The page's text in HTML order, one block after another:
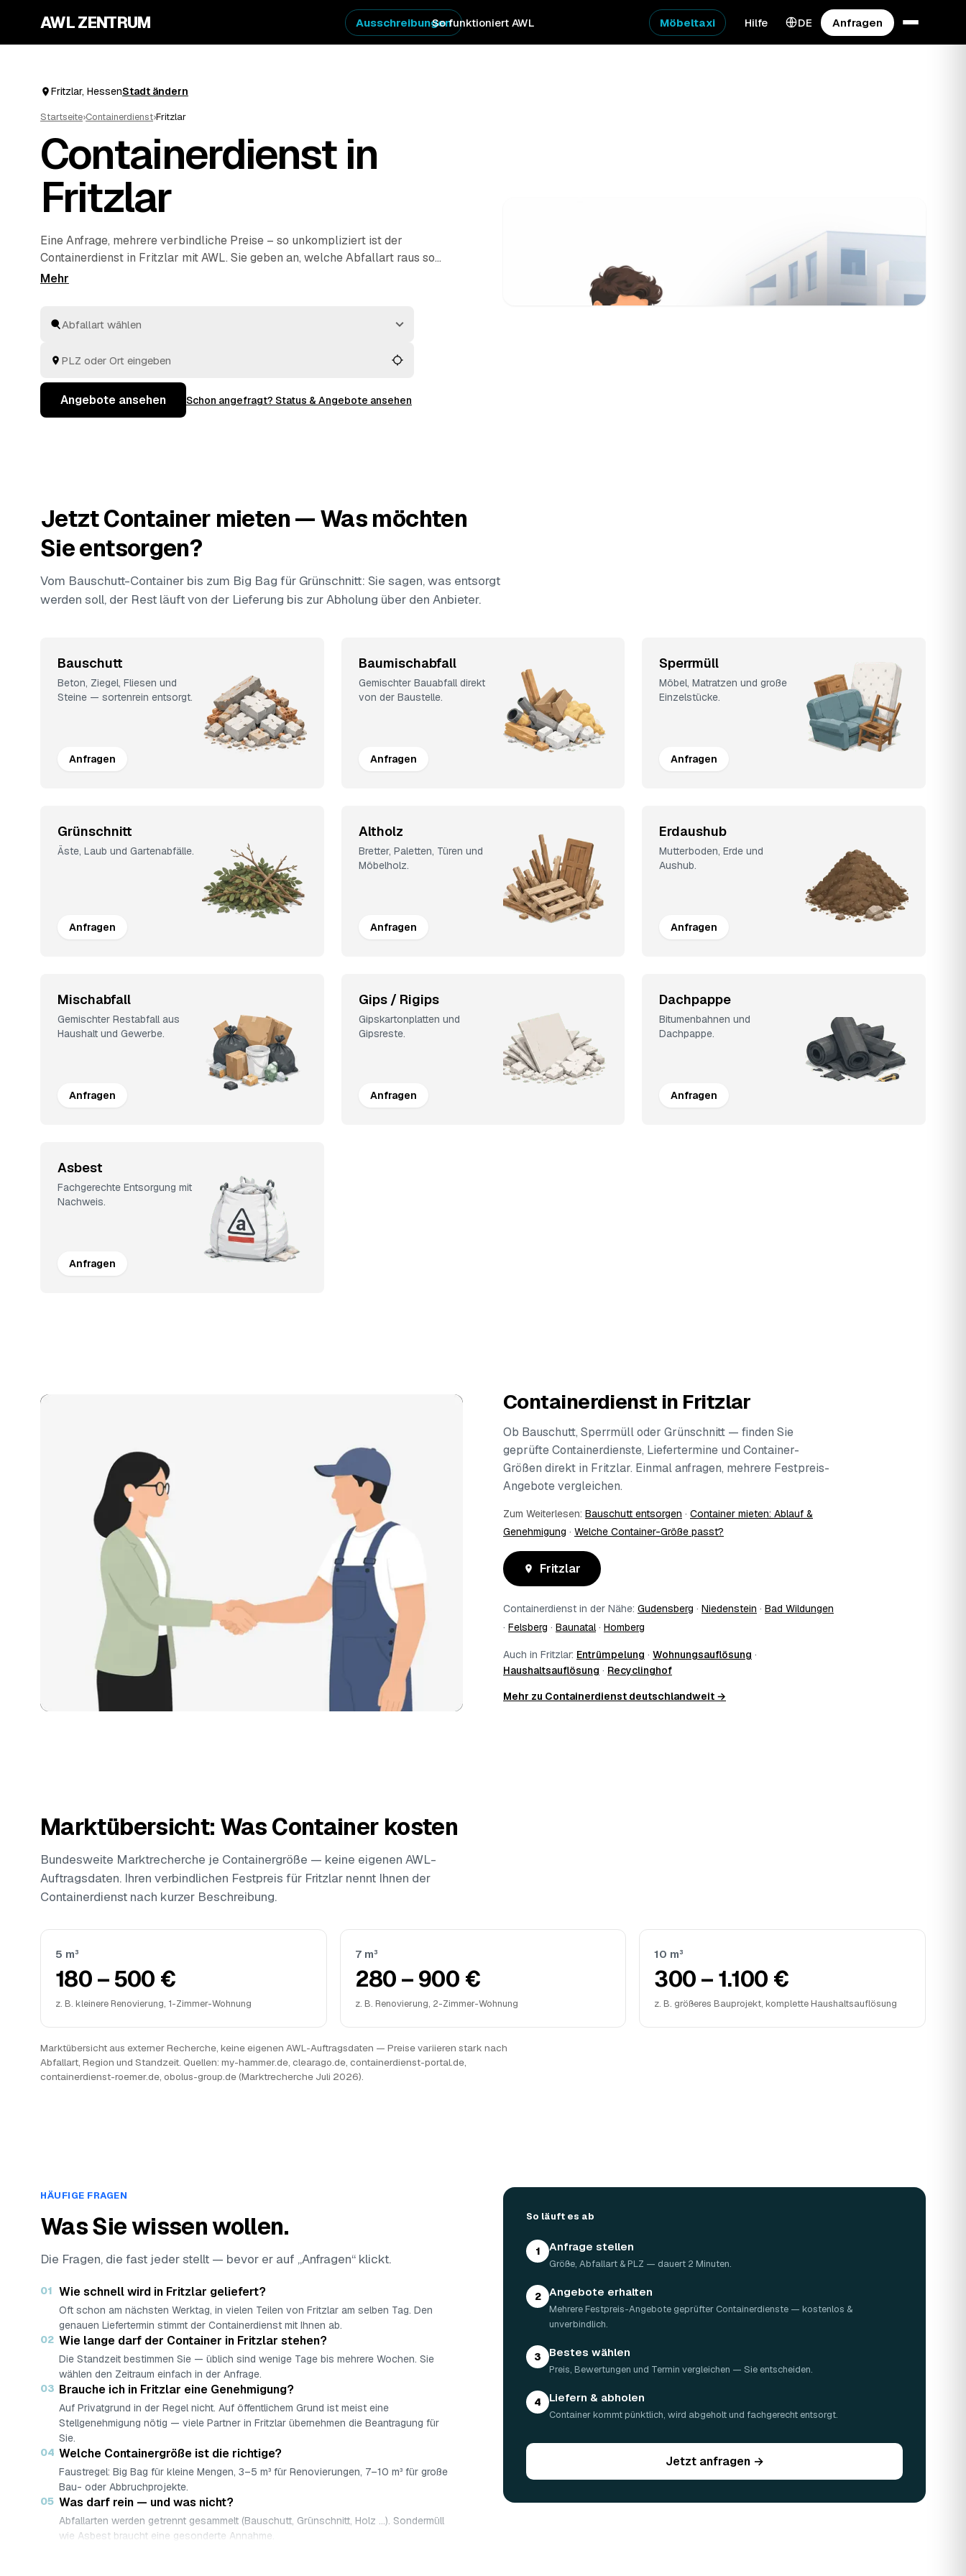
AWL ZENTRUM So funktioniert AWL
Ausschreibungen Möbeltaxi Hilfe DE Anfragen
Fritzlar, HessenStadt ändern
Startseite›Containerdienst›Fritzlar
Containerdienst in
Fritzlar
Eine Anfrage, mehrere verbindliche Preise – so unkompliziert ist der
Containerdienst in Fritzlar mit AWL. Sie geben an, welche Abfallart raus soll
und wie viel ungefähr anfällt, und geprüfte Anbieter aus der Region melden
Angebote aus Fritzlar und
und behalten
Angebote ansehen Schon angefragt? Status & Angebote ansehen
Jetzt Container mieten — Was möchten
Sie entsorgen?
Vom Bauschutt-Container bis zum Big Bag für Grünschnitt: Sie sagen, was entsorgt
werden soll, der Rest läuft von der Lieferung bis zur Abholung über den Anbieter.
Bauschutt
Beton, Ziegel, Fliesen und
Steine — sortenrein entsorgt.
Anfragen
Baumischabfall
Gemischter Bauabfall direkt
von der Baustelle.
Anfragen
Sperrmüll
Möbel, Matratzen und große
Einzelstücke.
Anfragen
Grünschnitt
Äste, Laub und Gartenabfälle.
Anfragen
Altholz
Bretter, Paletten, Türen und
Möbelholz.
Anfragen
Erdaushub
Mutterboden, Erde und
Aushub.
Anfragen
Mischabfall
Gemischter Restabfall aus
Haushalt und Gewerbe.
Anfragen
Gips / Rigips
Gipskartonplatten und
Gipsreste.
Anfragen
Dachpappe
Bitumenbahnen und
Dachpappe.
Anfragen
Asbest
Fachgerechte Entsorgung mit
Nachweis.
Anfragen
Containerdienst in Fritzlar
Ob Bauschutt, Sperrmüll oder Grünschnitt — finden Sie
geprüfte Containerdienste, Liefertermine und Container-
Größen direkt in Fritzlar. Einmal anfragen, mehrere Festpreis-
Angebote vergleichen.
Zum Weiterlesen: Bauschutt entsorgen · Container mieten: Ablauf &
Genehmigung · Welche Container-Größe passt?
Fritzlar
Containerdienst in der Nähe: Gudensberg · Niedenstein · Bad Wildungen
· Felsberg · Baunatal· Homberg
Auch in Fritzlar: Entrümpelung · Wohnungsauflösung ·
Haushaltsauflösung · Recyclinghof
Mehr zu Containerdienst deutschlandweit →
Marktübersicht: Was Container kosten
Bundesweite Marktrecherche je Containergröße — keine eigenen AWL-
Auftragsdaten. Ihren verbindlichen Festpreis für Fritzlar nennt Ihnen der
Containerdienst nach kurzer Beschreibung.
5 m³
180 – 500 €
z. B. kleinere Renovierung, 1-Zimmer-Wohnung
7 m³
280 – 900 €
z. B. Renovierung, 2-Zimmer-Wohnung
10 m³
300 – 1.100 €
z. B. größeres Bauprojekt, komplette Haushaltsauflösung
Marktübersicht aus externer Recherche, keine eigenen AWL-Auftragsdaten — Preise variieren stark nach
Abfallart, Region und Standzeit. Quellen: my-hammer.de, clearago.de, containerdienst-portal.de,
containerdienst-roemer.de, obolus-group.de (Marktrecherche Juli 2026).
HÄUFIGE FRAGEN
Was Sie wissen wollen.
Die Fragen, die fast jeder stellt — bevor er auf „Anfragen“ klickt.
01 Wie schnell wird in Fritzlar geliefert?
Oft schon am nächsten Werktag, in vielen Teilen von Fritzlar am selben Tag. Den
genauen Liefertermin stimmt der Containerdienst mit Ihnen ab.
02 Wie lange darf der Container in Fritzlar stehen?
Die Standzeit bestimmen Sie — üblich sind wenige Tage bis mehrere Wochen. Sie
wählen den Zeitraum einfach in der Anfrage.
03 Brauche ich in Fritzlar eine Genehmigung?
Auf Privatgrund in der Regel nicht. Auf öffentlichem Grund ist meist eine
Stellgenehmigung nötig — viele Partner in Fritzlar übernehmen die Beantragung für
Sie.
04 Welche Containergröße ist die richtige?
Faustregel: Big Bag für kleine Mengen, 3–5 m³ für Renovierungen, 7–10 m³ für große
Bau- oder Abbruchprojekte.
05 Was darf rein — und was nicht?
Abfallarten werden getrennt gesammelt (Bauschutt, Grünschnitt, Holz …). Sondermüll
wie Asbest braucht eine gesonderte Annahme.
So läuft es ab
1 Anfrage stellen
Größe, Abfallart & PLZ — dauert 2 Minuten.
2 Angebote erhalten
Mehrere Festpreis-Angebote geprüfter Containerdienste — kostenlos &
unverbindlich.
3 Bestes wählen
Preis, Bewertungen und Termin vergleichen — Sie entscheiden.
4 Liefern & abholen
Container kommt pünktlich, wird abgeholt und fachgerecht entsorgt.
Jetzt anfragen →